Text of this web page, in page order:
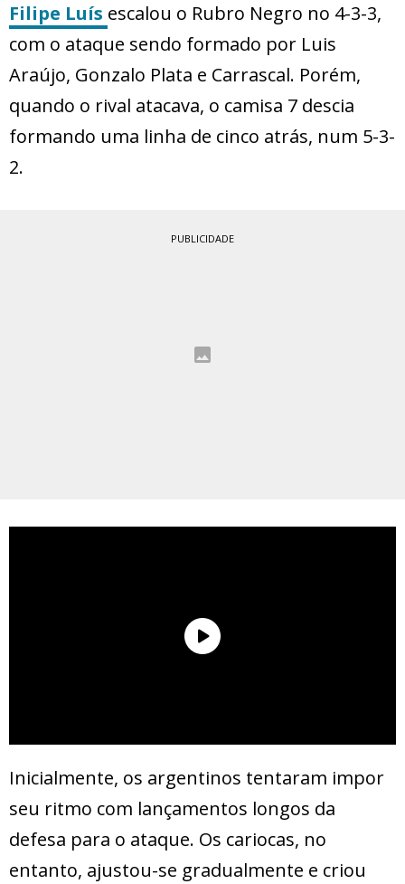
Filipe Luís escalou o Rubro Negro no 4-3-3,
com o ataque sendo formado por Luis
Araújo, Gonzalo Plata e Carrascal. Porém,
quando o rival atacava, o camisa 7 descia
formando uma linha de cinco atrás, num 5-3-
2.
PUBLICIDADE
Inicialmente, os argentinos tentaram impor
seu ritmo com lançamentos longos da
defesa para o ataque. Os cariocas, no
entanto, ajustou-se gradualmente e criou